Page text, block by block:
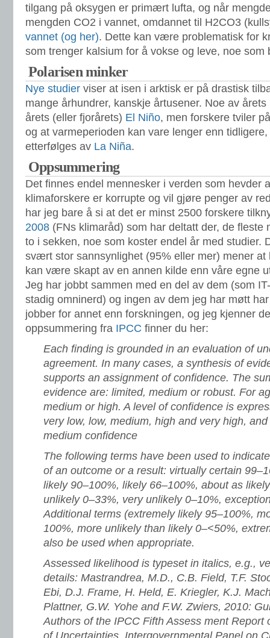
tilgang på oksygen er primært lufta, og når
mengden CO2 i vannet, omdannet til H2CO3
vannet (og her). Dette kan være problematisk for
som trenger kalsium for å vokse og leve, noe
Polarisen minker
Nye studier viser at isen i arktisk er på drastisk
mange århundrer, kanskje årtusener. Noe av
årets (eller fjorårets) El Niño, men forskere tviler
og at varmeperioden kan vare lenger enn
etterfølges av La Niña.
Oppsummering
Det finnes endel mennesker i verden som hevder
klimaforskere er korrupte og vil gjøre penger av
har jeg bare å si at det er minst 2500 forskere
2008 (FNs klimaråd) som har deltatt der, de fleste
to i sekken, noe som koster endel år med studier.
svært stor sannsynlighet (95% eller mer) mener at
kan være skapt av en annen kilde enn våre egne
Jeg har jobbt sammen med en del av dem (som
stadig omninerd) og ingen av dem jeg har møtt
jobber for annet enn forskningen, og jeg kjenner
oppsummering fra IPCC finner du her:
Each finding is grounded in an evaluation of
agreement. In many cases, a synthesis of
supports an assignment of confidence. The
evidence are: limited, medium or robust. For
medium or high. A level of confidence is
very low, low, medium, high and very high,
medium confidence
The following terms have been used to
of an outcome or a result: virtually certain
likely 90–100%, likely 66–100%, about as
unlikely 0–33%, very unlikely 0–10%,
Additional terms (extremely likely 95–100%,
100%, more unlikely than likely 0–<50%,
also be used when appropriate.
Assessed likelihood is typeset in italics, e.g.,
details: Mastrandrea, M.D., C.B. Field, T.F.
Ebi, D.J. Frame, H. Held, E. Kriegler, K.J.
Plattner, G.W. Yohe and F.W. Zwiers, 2010:
Authors of the IPCC Fifth Assess ment Report
of Uncertainties, Intergovernmental Panel on